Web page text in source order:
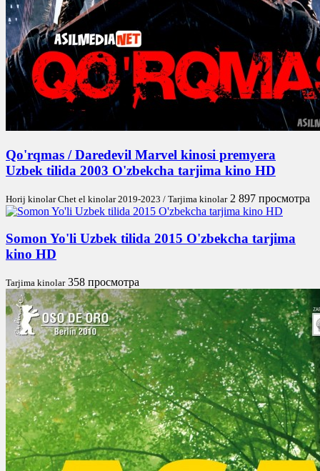
Qo'rqmas / Daredevil Marvel kinosi premyera
Uzbek tilida 2003 O'zbekcha tarjima kino HD
Horij kinolar Chet el kinolar 2019-2023 / Tarjima kinolar 2 897 просмотра
Somon Yo'li Uzbek tilida 2015 O'zbekcha tarjima
kino HD
Tarjima kinolar 358 просмотра